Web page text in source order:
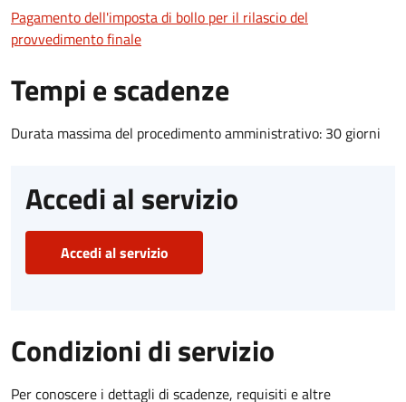
Pagamento dell'imposta di bollo per il rilascio del
provvedimento finale
Tempi e scadenze
Durata massima del procedimento amministrativo: 30 giorni
Accedi al servizio
Accedi al servizio
Condizioni di servizio
Per conoscere i dettagli di scadenze, requisiti e altre